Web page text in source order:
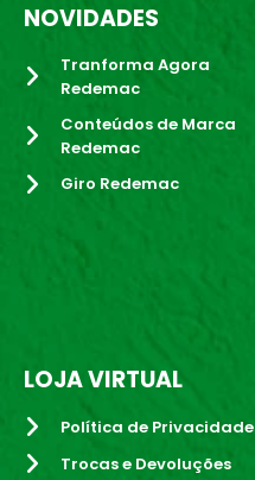
NOVIDADES
Tranforma Agora
Redemac
Conteúdos de Marca
Redemac
Giro Redemac
LOJA VIRTUAL
Política de Privacidade
Trocas e Devoluções